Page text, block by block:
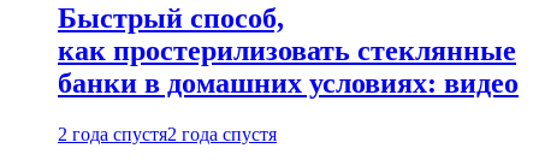
Быстрый способ,
как простерилизовать стеклянные
банки в домашних условиях: видео
2 года спустя2 года спустя